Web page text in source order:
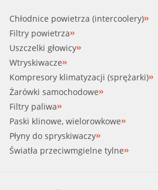
Chłodnice powietrza (intercoolery)
Filtry powietrza
Uszczelki głowicy
Wtryskiwacze
Kompresory klimatyzacji (sprężarki)
Żarówki samochodowe
Filtry paliwa
Paski klinowe, wielorowkowe
Płyny do spryskiwaczy
Światła przeciwmgielne tylne